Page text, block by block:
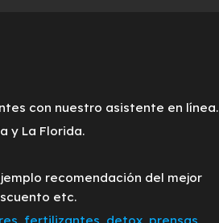
con nuestro asistente en línea.
y La Florida.
recomendación del mejor
etc.